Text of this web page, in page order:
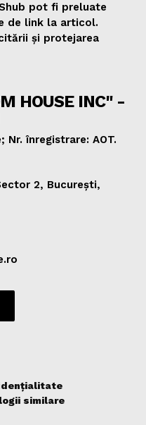
pot fi preluate
de link la articol.
și protejarea
HOUSE INC" -
Nr. înregistrare: AOT.
2, București,
similare